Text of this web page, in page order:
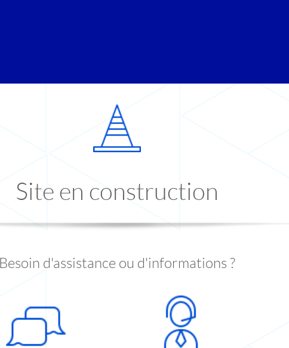
Site en construction
Besoin d'assistance ou d'informations ?